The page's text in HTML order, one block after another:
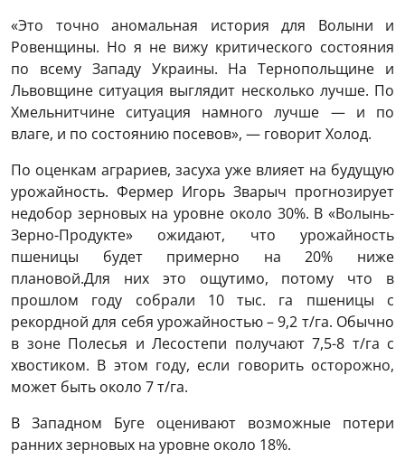
«Это точно аномальная история для Волыни и
Ровенщины. Но я не вижу критического состояния
по всему Западу Украины. На Тернопольщине и
Львовщине ситуация выглядит несколько лучше. По
Хмельнитчине ситуация намного лучше — и по
влаге, и по состоянию посевов», — говорит Холод.
По оценкам аграриев, засуха уже влияет на будущую
урожайность. Фермер Игорь Зварыч прогнозирует
недобор зерновых на уровне около 30%. В «Волынь-
Зерно-Продукте» ожидают, что урожайность
пшеницы будет примерно на 20% ниже
плановой.Для них это ощутимо, потому что в
прошлом году собрали 10 тыс. га пшеницы с
рекордной для себя урожайностью – 9,2 т/га. Обычно
в зоне Полесья и Лесостепи получают 7,5-8 т/га с
хвостиком. В этом году, если говорить осторожно,
может быть около 7 т/га.
В Западном Буге оценивают возможные потери
ранних зерновых на уровне около 18%.